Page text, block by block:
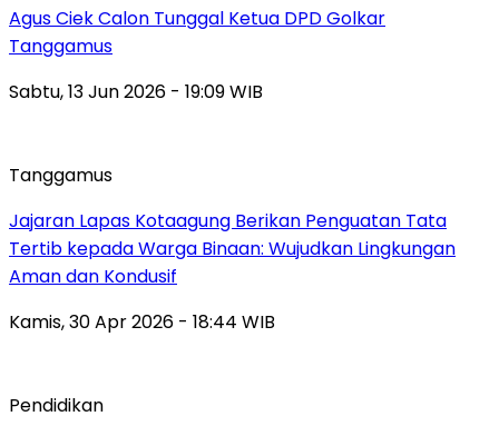
Agus Ciek Calon Tunggal Ketua DPD Golkar
Tanggamus
Sabtu, 13 Jun 2026 - 19:09 WIB
Tanggamus
Jajaran Lapas Kotaagung Berikan Penguatan Tata
Tertib kepada Warga Binaan: Wujudkan Lingkungan
Aman dan Kondusif
Kamis, 30 Apr 2026 - 18:44 WIB
Pendidikan